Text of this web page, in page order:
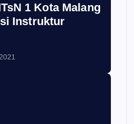
1 Kota Malang
Instruktur